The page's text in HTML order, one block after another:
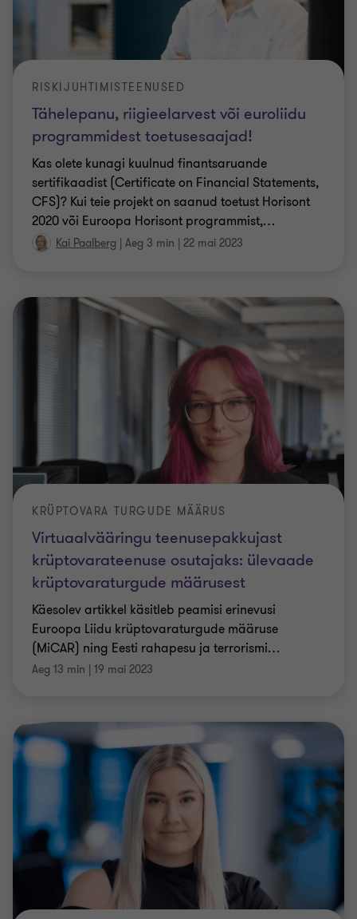
Tähelepanu, riigieelarvest või euroliidu
programmidest toetusesaajad!
RISKIJUHTIMISTEENUSED
Kas olete kunagi kuulnud finantsaruande
sertifikaadist (Certificate on Financial Statements,
CFS)? Kui teie projekt on saanud toetust Horisont
2020 või Euroopa Horisont programmist,…
Kai Paalberg | Aeg 3 min | 22 mai 2023
Virtuaalvääringu teenusepakkujast
krüptovarateenuse osutajaks: ülevaade
krüptovaraturgude määrusest
KRÜPTOVARA TURGUDE MÄÄRUS
Käesolev artikkel käsitleb peamisi erinevusi
Euroopa Liidu krüptovaraturgude määruse
(MiCAR) ning Eesti rahapesu ja terrorismi…
Aeg 13 min | 19 mai 2023